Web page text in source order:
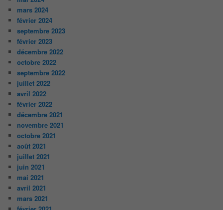
mars 2024
février 2024
septembre 2023
février 2023
décembre 2022
octobre 2022
septembre 2022
juillet 2022
avril 2022
février 2022
décembre 2021
novembre 2021
octobre 2021
août 2021
juillet 2021
juin 2021
mai 2021
avril 2021
mars 2021